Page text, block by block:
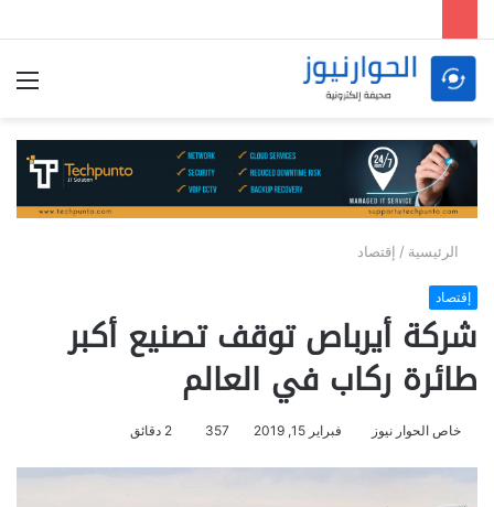
الرئيسية / إقتصاد
إقتصاد
شركة أيرباص توقف تصنيع أكبر
طائرة ركاب في العالم
خاص الحوار نيوز فبراير 15, 2019 357